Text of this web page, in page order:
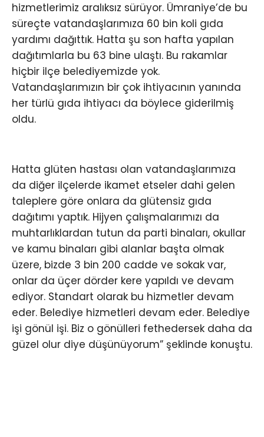
hizmetlerimiz aralıksız sürüyor. Ümraniye’de bu
süreçte vatandaşlarımıza 60 bin koli gıda
yardımı dağıttık. Hatta şu son hafta yapılan
dağıtımlarla bu 63 bine ulaştı. Bu rakamlar
hiçbir ilçe belediyemizde yok.
Vatandaşlarımızın bir çok ihtiyacının yanında
her türlü gıda ihtiyacı da böylece giderilmiş
oldu.
Hatta glüten hastası olan vatandaşlarımıza
da diğer ilçelerde ikamet etseler dahi gelen
taleplere göre onlara da glütensiz gıda
dağıtımı yaptık. Hijyen çalışmalarımızı da
muhtarlıklardan tutun da parti binaları, okullar
ve kamu binaları gibi alanlar başta olmak
üzere, bizde 3 bin 200 cadde ve sokak var,
onlar da üçer dörder kere yapıldı ve devam
ediyor. Standart olarak bu hizmetler devam
eder. Belediye hizmetleri devam eder. Belediye
işi gönül işi. Biz o gönülleri fethedersek daha da
güzel olur diye düşünüyorum” şeklinde konuştu.